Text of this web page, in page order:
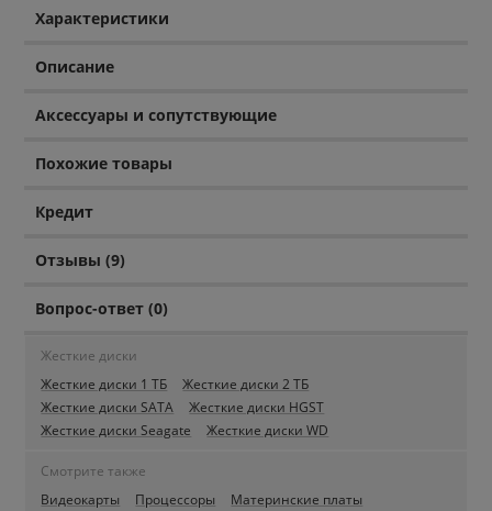
Характеристики
Описание
Аксессуары и сопутствующие
Похожие товары
Кредит
Отзывы (9)
Вопрос-ответ (0)
Жесткие диски
Жесткие диски 1 ТБ
Жесткие диски 2 ТБ
Жесткие диски SATA
Жесткие диски HGST
Жесткие диски Seagate
Жесткие диски WD
Смотрите также
Видеокарты
Процессоры
Материнские платы